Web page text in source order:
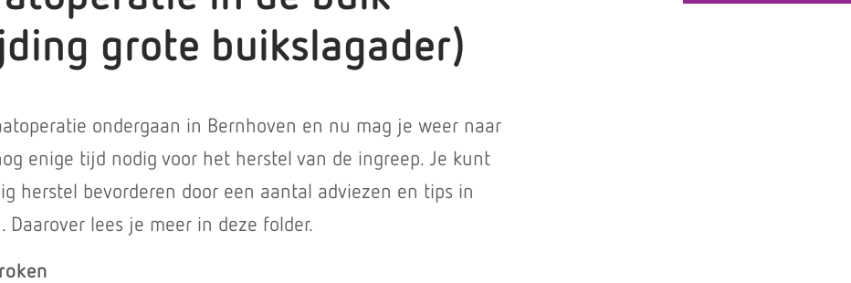
grote buikslagader)
ondergaan in Bernhoven en nu mag je weer naar
enige tijd nodig voor het herstel van de ingreep. Je kunt
herstel bevorderen door een aantal adviezen en tips in
Daarover lees je meer in deze folder.